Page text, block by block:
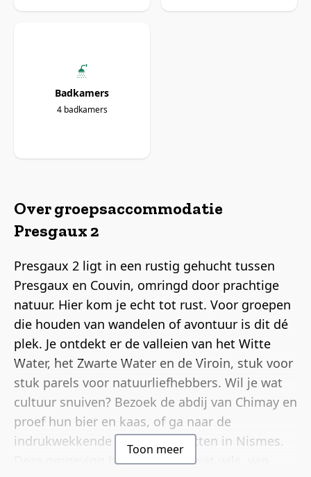
Badkamers
4 badkamers
Over groepsaccommodatie
Presgaux 2
Presgaux 2 ligt in een rustig gehucht tussen
Presgaux en Couvin, omringd door prachtige
natuur. Hier kom je echt tot rust. Voor groepen
die houden van wandelen of avontuur is dit dé
plek. Je ontdekt er de valleien van het Witte
Water, het Zwarte Water en de Viroin, stuk voor
stuk parels voor natuurliefhebbers. Wil je wat
cultuur snuiven? Bezoek de abdij van Chimay en
proef hun bier en kaas, of ga naar de
indrukwekkende Neptunusgrotten in Nismes.
Deze omgeving biedt voor elk wat wils, van
Toon meer